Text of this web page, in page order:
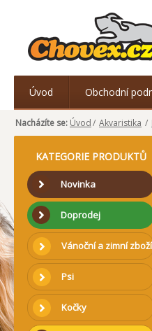
Úvod Obchodní
Nacházíte se: Úvod/ Akvaristika /
KATEGORIE PRODUKTŮ
Novinka
Doprodej
Vánoční a zimní zboží
Psi
Kočky